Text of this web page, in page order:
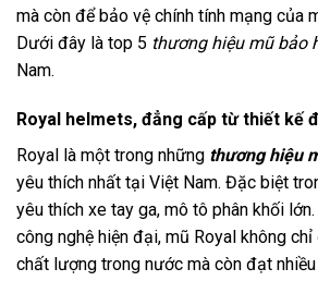
mà còn để bảo vệ chính tính mạng của
Dưới đây là top 5 thương hiệu mũ bảo
Nam.
Royal helmets, đẳng cấp từ thiết kế
Royal là một trong những thương hiệu
yêu thích nhất tại Việt Nam. Đặc biệt
yêu thích xe tay ga, mô tô phân khối
công nghệ hiện đại, mũ Royal không
chất lượng trong nước mà còn đạt